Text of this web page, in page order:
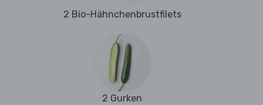
2 Bio-Hähnchenbrustfilets
2 Gurken